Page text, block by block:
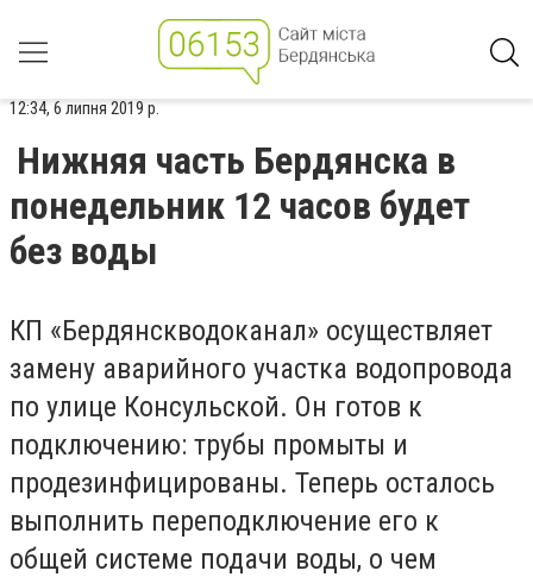
12:34, 6 липня 2019 р.
Нижняя часть Бердянска в
понедельник 12 часов будет
без воды
КП «Бердянскводоканал» осуществляет
замену аварийного участка водопровода
по улице Консульской. Он готов к
подключению: трубы промыты и
продезинфицированы. Теперь осталось
выполнить переподключение его к
общей системе подачи воды, о чем